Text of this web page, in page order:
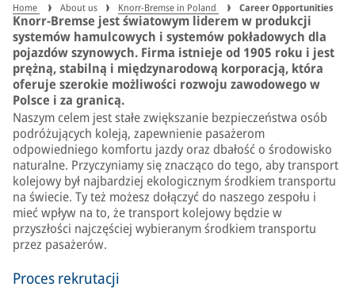
Home About us Knorr-Bremse in Poland Career Opportunities
Knorr-Bremse jest światowym liderem w produkcji
systemów hamulcowych i systemów pokładowych dla
pojazdów szynowych. Firma istnieje od 1905 roku i jest
prężną, stabilną i międzynarodową korporacją, która
oferuje szerokie możliwości rozwoju zawodowego w
Polsce i za granicą.
Naszym celem jest stałe zwiększanie bezpieczeństwa osób
podróżujących koleją, zapewnienie pasażerom
odpowiedniego komfortu jazdy oraz dbałość o środowisko
naturalne. Przyczyniamy się znacząco do tego, aby transport
kolejowy był najbardziej ekologicznym środkiem transportu
na świecie. Ty też możesz dołączyć do naszego zespołu i
mieć wpływ na to, że transport kolejowy będzie w
przyszłości najczęściej wybieranym środkiem transportu
przez pasażerów.
Proces rekrutacji